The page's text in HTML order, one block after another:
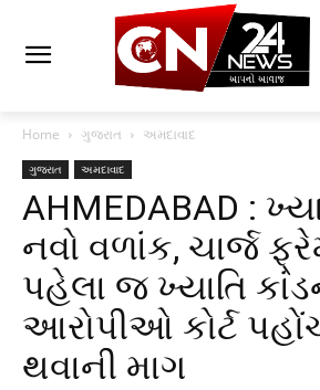
Home ગુજરાત અમદાવાદ
ગુજરાત અમદાવાદ
AHMEDABAD :
નવો વળાંક, ચાર્જ
પહેલા જ ખ્યાતિ
આરોપીઓ કોર્ટ
થવાની માગ